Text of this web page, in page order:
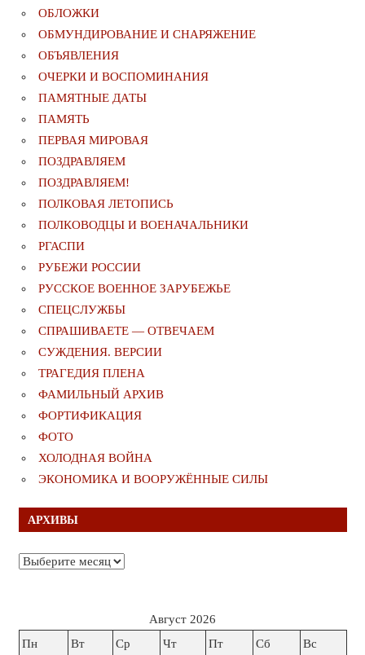
ОБЛОЖКИ
ОБМУНДИРОВАНИЕ И СНАРЯЖЕНИЕ
ОБЪЯВЛЕНИЯ
ОЧЕРКИ И ВОСПОМИНАНИЯ
ПАМЯТНЫЕ ДАТЫ
ПАМЯТЬ
ПЕРВАЯ МИРОВАЯ
ПОЗДРАВЛЯЕМ
ПОЗДРАВЛЯЕМ!
ПОЛКОВАЯ ЛЕТОПИСЬ
ПОЛКОВОДЦЫ И ВОЕНАЧАЛЬНИКИ
РГАСПИ
РУБЕЖИ РОССИИ
РУССКОЕ ВОЕННОЕ ЗАРУБЕЖЬЕ
СПЕЦСЛУЖБЫ
СПРАШИВАЕТЕ — ОТВЕЧАЕМ
СУЖДЕНИЯ. ВЕРСИИ
ТРАГЕДИЯ ПЛЕНА
ФАМИЛЬНЫЙ АРХИВ
ФОРТИФИКАЦИЯ
ФОТО
ХОЛОДНАЯ ВОЙНА
ЭКОНОМИКА И ВООРУЖЁННЫЕ СИЛЫ
АРХИВЫ
Архивы
Август 2026
Пн
Вт Ср Чт Пт Сб Вс